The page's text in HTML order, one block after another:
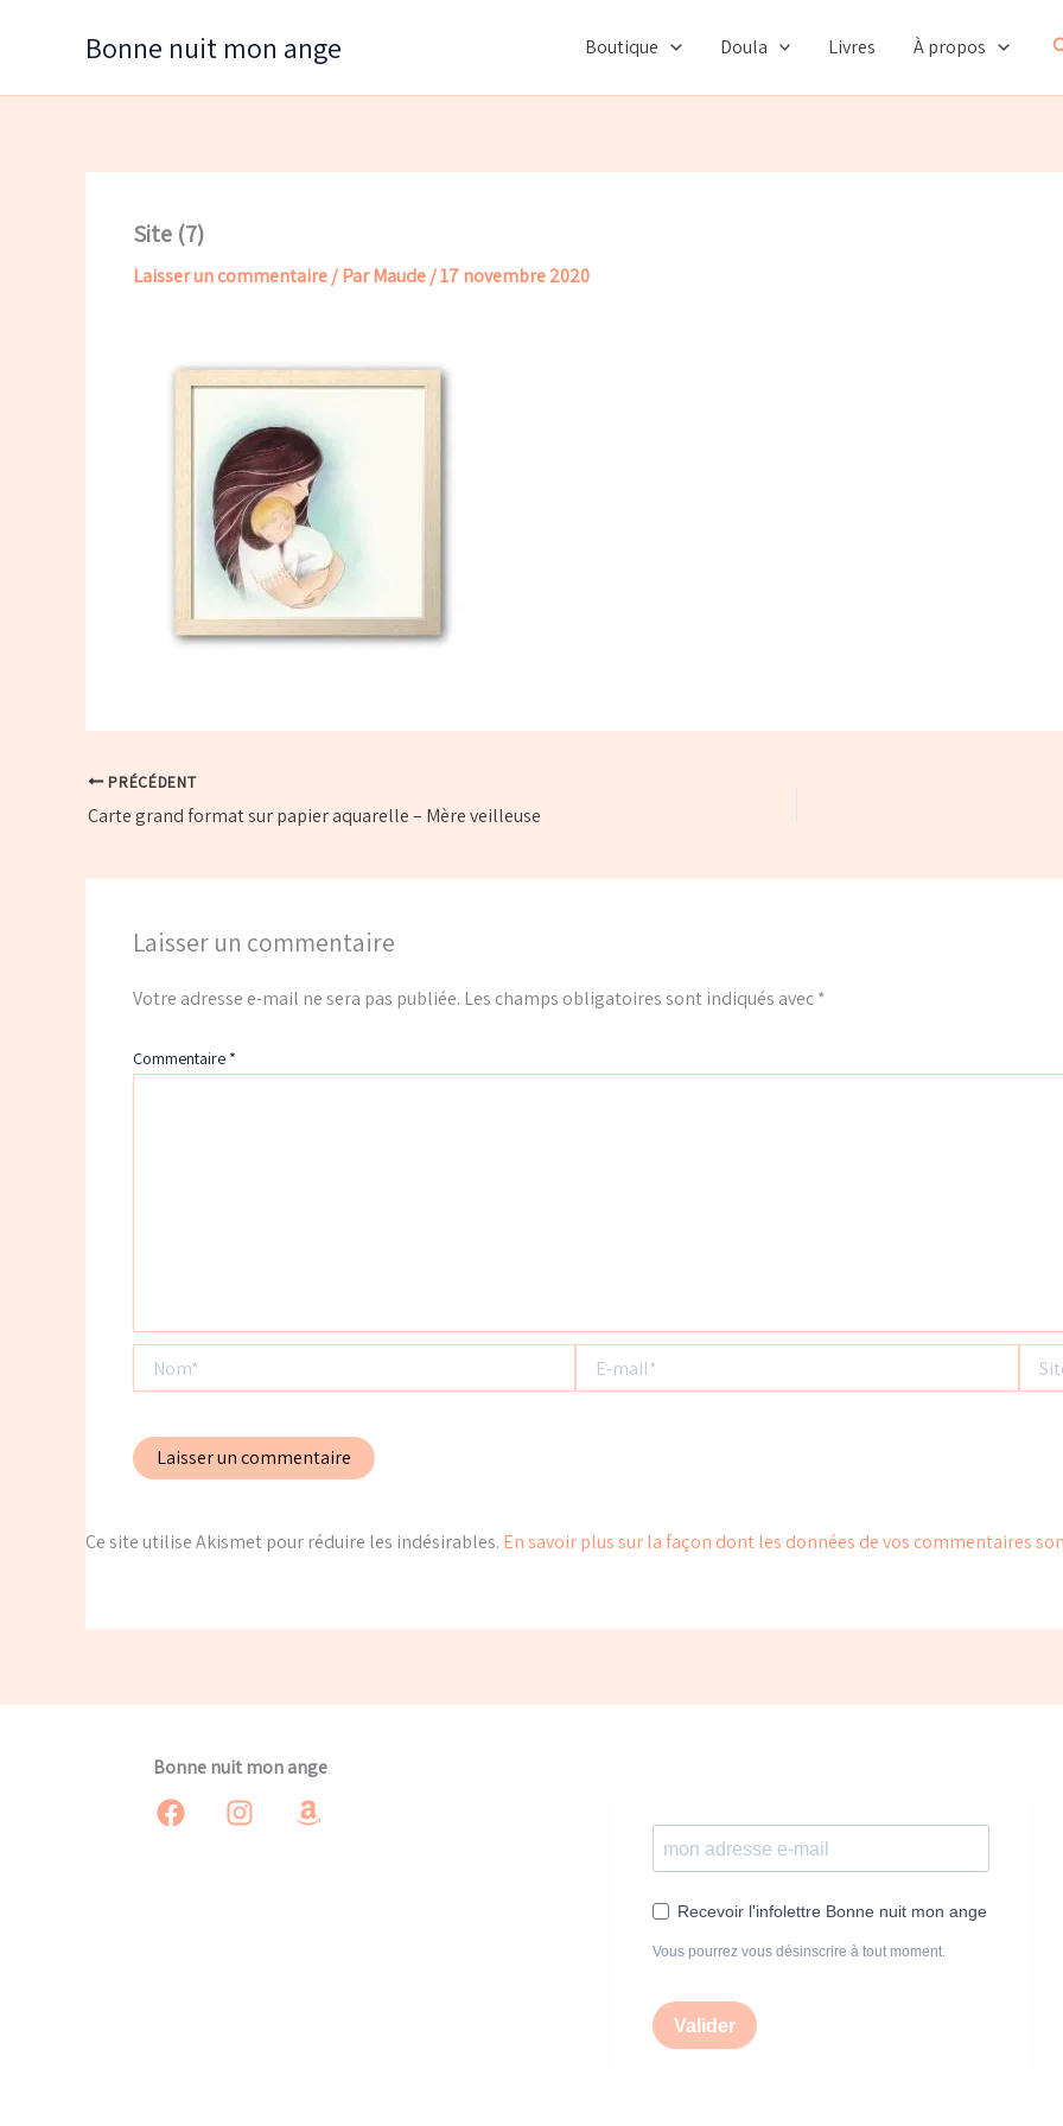
Bonne nuit mon ange Boutique Doula Livres À propos
Site (7)
Laisser un commentaire/ ParMaude/17 novembre 2020
PRÉCÉDENT
Carte grand format sur papier aquarelle – Mère veilleuse
Laisser un commentaire
Votre adresse e-mail ne sera pas publiée. Les champs obligatoires sont indiqués avec*
Commentaire *
mail*
Ce site utilise Akismet pour réduire les indésirables. En savoir plus sur la façon dont les données de vos commentaires
Bonne nuit mon ange
Recevoir l'infolettre Bonne nuit mon ange
Vous pourrez vous désinscrire à tout moment.
Valider